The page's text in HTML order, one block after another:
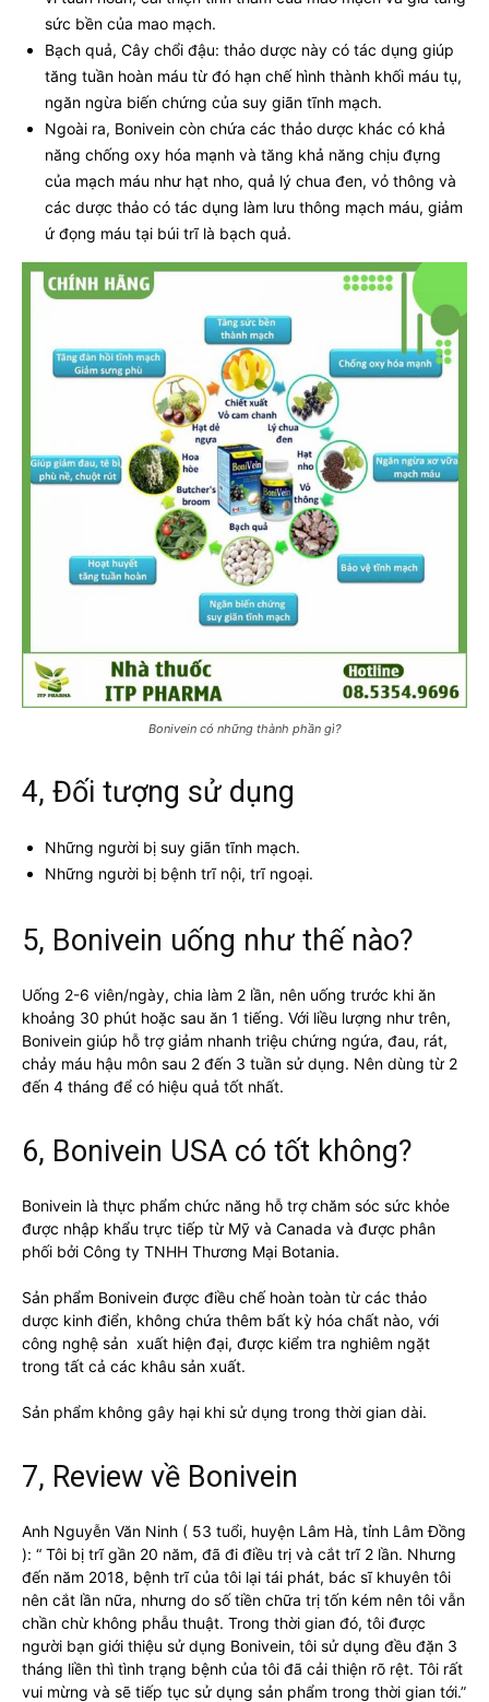
sức bền của mao mạch.
Bạch quả, Cây chổi đậu: thảo dược này có tác dụng giúp
tăng tuần hoàn máu từ đó hạn chế hình thành khối máu tụ,
ngăn ngừa biến chứng của suy giãn tĩnh mạch.
Ngoài ra, Bonivein còn chứa các thảo dược khác có khả
năng chống oxy hóa mạnh và tăng khả năng chịu đựng
của mạch máu như hạt nho, quả lý chua đen, vỏ thông và
các dược thảo có tác dụng làm lưu thông mạch máu, giảm
ứ đọng máu tại búi trĩ là bạch quả.
Bonivein có những thành phần gì?
4, Đối tượng sử dụng
Những người bị suy giãn tĩnh mạch.
Những người bị bệnh trĩ nội, trĩ ngoại.
5, Bonivein uống như thế nào?
Uống 2-6 viên/ngày, chia làm 2 lần, nên uống trước khi ăn
khoảng 30 phút hoặc sau ăn 1 tiếng. Với liều lượng như trên,
Bonivein giúp hỗ trợ giảm nhanh triệu chứng ngứa, đau, rát,
chảy máu hậu môn sau 2 đến 3 tuần sử dụng. Nên dùng từ 2
đến 4 tháng để có hiệu quả tốt nhất.
6, Bonivein USA có tốt không?
Bonivein là thực phẩm chức năng hỗ trợ chăm sóc sức khỏe
được nhập khẩu trực tiếp từ Mỹ và Canada và được phân
phối bởi Công ty TNHH Thương Mại Botania.
Sản phẩm Bonivein được điều chế hoàn toàn từ các thảo
dược kinh điển, không chứa thêm bất kỳ hóa chất nào, với
công nghệ sản xuất hiện đại, được kiểm tra nghiêm ngặt
trong tất cả các khâu sản xuất.
Sản phẩm không gây hại khi sử dụng trong thời gian dài.
7, Review về Bonivein
Anh Nguyễn Văn Ninh ( 53 tuổi, huyện Lâm Hà, tỉnh Lâm Đồng
): “ Tôi bị trĩ gần 20 năm, đã đi điều trị và cắt trĩ 2 lần. Nhưng
đến năm 2018, bệnh trĩ của tôi lại tái phát, bác sĩ khuyên tôi
nên cắt lần nữa, nhưng do số tiền chữa trị tốn kém nên tôi vẫn
chần chừ không phẫu thuật. Trong thời gian đó, tôi được
người bạn giới thiệu sử dụng Bonivein, tôi sử dụng đều đặn 3
tháng liền thì tình trạng bệnh của tôi đã cải thiện rõ rệt. Tôi rất
vui mừng và sẽ tiếp tục sử dụng sản phẩm trong thời gian tới.”